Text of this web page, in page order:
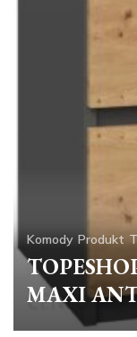
Komody Produkt
MAXI